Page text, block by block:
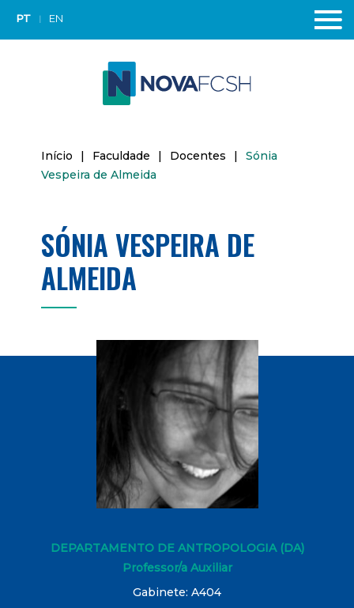
PT EN
Início | Faculdade | Docentes |
Sónia
Vespeira de Almeida
SÓNIA VESPEIRA DE
ALMEIDA
DEPARTAMENTO DE ANTROPOLOGIA (DA)
Professor/a Auxiliar
Gabinete: A404